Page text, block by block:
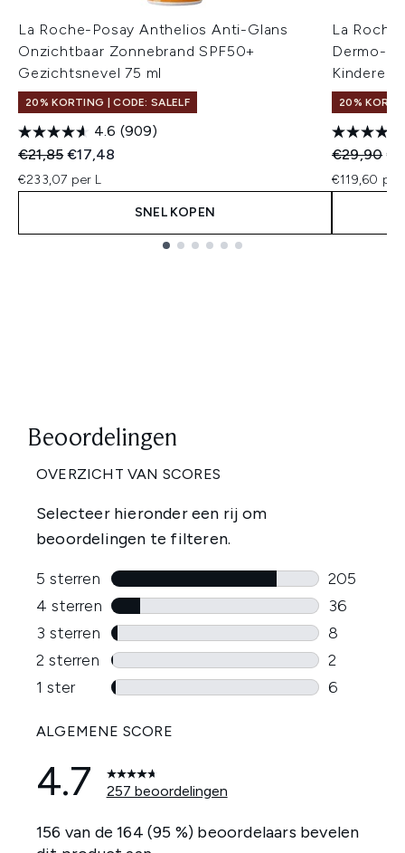
La Roche-Posay Anthelios Anti-Glans
Onzichtbaar Zonnebrand SPF50+
Gezichtsnevel 75 ml
20% KORTING | CODE: SALELF
4.6 (909)
Recommended Retail Price:
€21,85Huidige prijs:
€17,48
€233,07 per L
SNEL KOPEN
La
Dermo-
Kinderen
20%
€29,90
€119,60 per